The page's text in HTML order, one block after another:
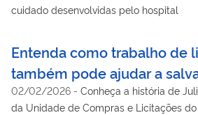
cuidado desenvolvidas pelo hospital
Entenda como trabalho de
também pode ajudar a
02/02/2026 - Conheça a história de
da Unidade de Compras e Licitações do